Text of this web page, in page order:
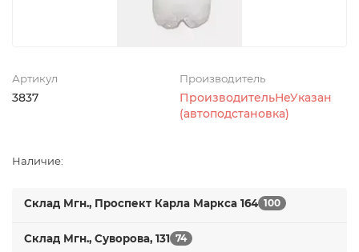
Артикул
3837
Производитель
ПроизводительНеУказан
(автоподстановка)
Наличие:
Склад Мгн., Проспект Карла Маркса 164 100
Склад Мгн., Суворова, 131 74